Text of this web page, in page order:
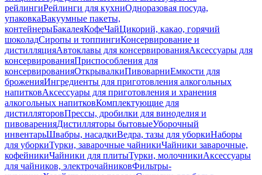
рейлингиРейлинги для кухниОдноразовая посуда,
упаковкаВакуумные пакеты,
контейнерыБакалеяКофеЧайЦикорий, какао, горячий
шоколадСиропы и топпингиКонсервирование и
дистилляцияАвтоклавы для консервированияАксессуары для
консервированияПриспособления для
консервированияОткрывалкиПивоварниЕмкости для
броженияИнгредиенты для приготовления алкогольных
напитковАксессуары для приготовления и хранения
алкогольных напитковКомплектующие для
дистилляторовПрессы, дробилки для виноделия и
пивоваренияДистилляторы бытовыеУборочный
инвентарьШвабры, насадкиВедра, тазы для уборкиНаборы
для уборкиТурки, заварочные чайникиЧайники заварочные,
кофейникиЧайники для плитыТурки, молочникиАксессуары
для чайников, электрочайниковФильтры-